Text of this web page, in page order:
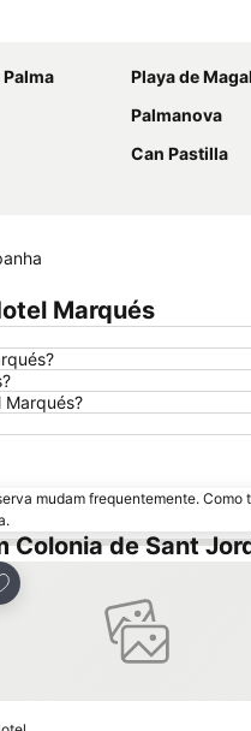
Palma Playa de
Palmanova
Can Pastilla
Marqués
mudam frequentemente.
Colonia de Sant
aos favoritos